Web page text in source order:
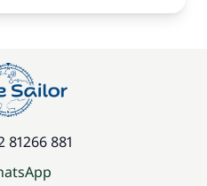
81266 881